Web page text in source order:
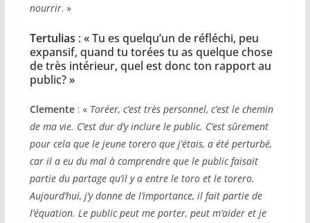
nourrir. »
Tertulias : « Tu es quelqu’un de réfléchi, peu
expansif, quand tu torées tu as quelque chose
de très intérieur, quel est donc ton rapport au
public? »
Clemente : « Toréer, c’est très personnel, c’est le chemin
de ma vie. C’est dur d’y inclure le public. C’est sûrement
pour cela que le jeune torero que j’étais, a été perturbé,
car il a eu du mal à comprendre que le public faisait
partie du partage qu’il y a entre le toro et le torero.
Aujourd’hui, j’y donne de l’importance, il fait partie de
l’équation. Le public peut me porter, peut m’aider et je